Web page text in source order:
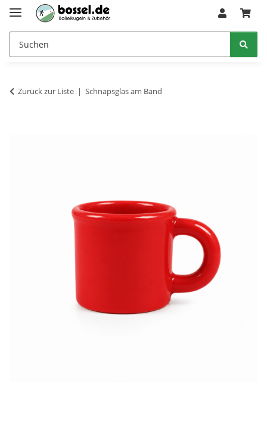
Zurück zur Liste Schnapsglas am Band